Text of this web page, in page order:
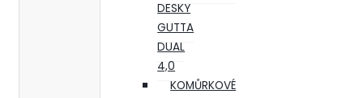
DESKY
GUTTA
DUAL
4,0
KOMŮRKOVÉ